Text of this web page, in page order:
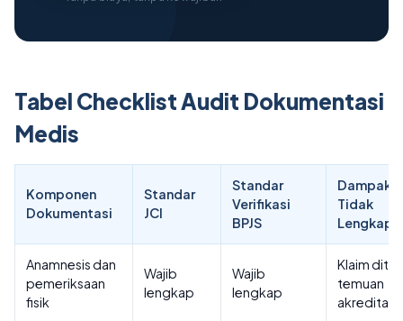
Tabel Checklist Audit Dokumentasi
Medis
Komponen
Dokumentasi
Standar
JCI
Standar
Verifikasi
BPJS
Dampak
Tidak
Lengkap
Anamnesis dan
pemeriksaan
fisik
Wajib
lengkap
Wajib
lengkap
Klaim
temuan
akreditasi